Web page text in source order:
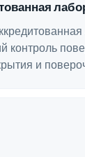
контроль
и